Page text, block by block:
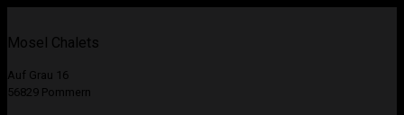
Mosel Chalets
Auf Grau 16
56829 Pommern